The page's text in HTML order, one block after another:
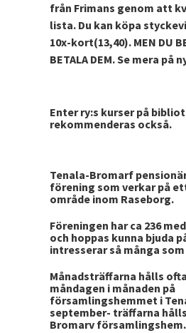
från Frimans genom att
lista. Du kan köpa
10x-kort(13,40). MEN DU
BETALA DEM. Se mera på
Enter ry:s kurser på
rekommenderas också.
Tenala-Bromarf
förening som verkar på
område inom Raseborg.
Föreningen har ca 236
och hoppas kunna bjuda
intresserar så många
Månadsträffarna hålls
måndagen i månaden på
församlingshemmet i
september- träffarna
Bromarv församlingshem.